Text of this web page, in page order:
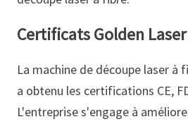
Certificats Golden
La machine de découpe laser à
a obtenu les certifications CE,
L'entreprise s'engage à